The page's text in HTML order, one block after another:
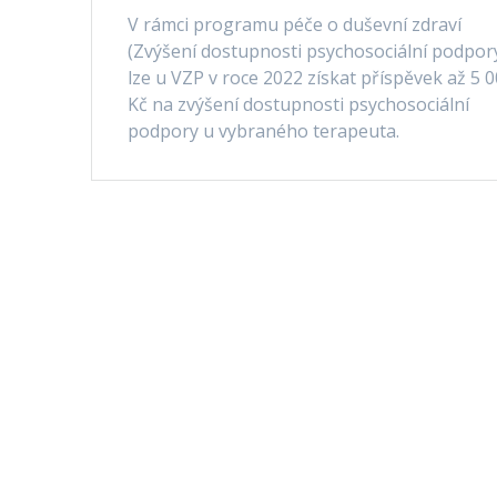
V rámci programu péče o duševní zdraví
(Zvýšení dostupnosti psychosociální
lze u VZP v roce 2022 získat příspěvek až 5
Kč na zvýšení dostupnosti psychosociální
podpory u vybraného terapeuta.